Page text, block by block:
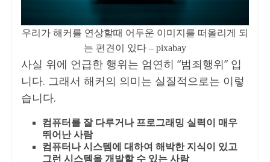
우리가 해커를 연상할때 어두운 이미지를 떠올리게 되
는 편견이 있다 – pixabay
사실 위에 언급한 행위는 엄연히 “범죄행위” 입
니다. 그래서 해커의 의미는 실질적으로는 이렇
습니다.
컴퓨터를 잘 다루거나 프로그래밍 실력이 매우
뛰어난 사람
컴퓨터나 시스템에 대하여 해박한 지식이 있고
그런 시스템을 개발할 수 있는 사람